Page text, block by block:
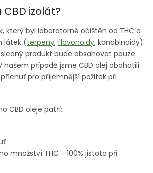
izolát?
který byl laboratorně očištěn od THC a
látek (terpeny, flavonoidy, kanabinoidy).
produkt bude obsahovat pouze
našem případě jsme CBD olej obohatili
pro příjemnější požitek při
CBD oleje patří:
množství THC - 100% jistota při